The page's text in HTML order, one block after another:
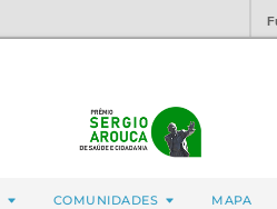
COMUNIDADES MAPA